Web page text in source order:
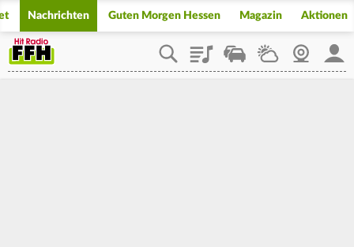
Nachrichten Guten Morgen Hessen Magazin Aktionen
PlaylistStaupilotWetterWebcam